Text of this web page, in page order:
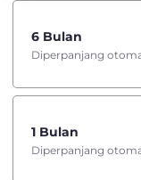
6 Bulan
Diperpanjang
1 Bulan
Diperpanjang